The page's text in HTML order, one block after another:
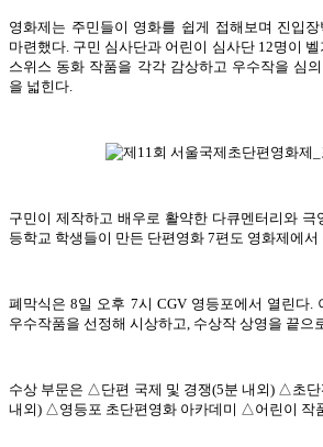
영화제는 주민들이 영화를 쉽게 접해보며 진입
마련했다. 구민 심사단과 어린이 심사단 12명이
스위스 동화 작품을 각각 감상하고 우수작을 심
을 넓힌다.
구민이 제작하고 배우로 활약한 다큐멘터리와 극
등학교 학생들이 만든 단편영화 7편도 영화제에서
폐막식은 8일 오후 7시 CGV 영등포에서 열린다.
우수작품을 선정해 시상하고, 수상작 상영을 끝으
수상 부문은 △단편 국제 및 경쟁(5분 내외) △초단
내외) △영등포 초단편영화 아카데미 △어린이 작